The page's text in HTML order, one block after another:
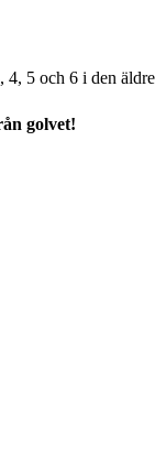
5 och 6 i den
golvet!